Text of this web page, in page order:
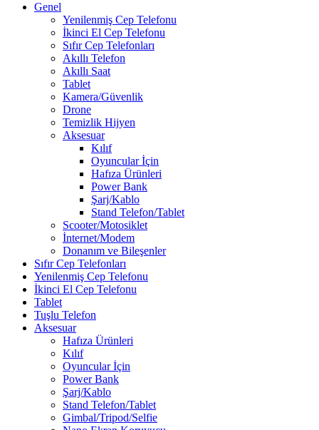
Genel
Yenilenmiş Cep Telefonu
İkinci El Cep Telefonu
Sıfır Cep Telefonları
Akıllı Telefon
Akıllı Saat
Tablet
Kamera/Güvenlik
Drone
Temizlik Hijyen
Aksesuar
Kılıf
Oyuncular İçin
Hafıza Ürünleri
Power Bank
Şarj/Kablo
Stand Telefon/Tablet
Scooter/Motosiklet
İnternet/Modem
Donanım ve Bileşenler
Sıfır Cep Telefonları
Yenilenmiş Cep Telefonu
İkinci El Cep Telefonu
Tablet
Tuşlu Telefon
Aksesuar
Hafıza Ürünleri
Kılıf
Oyuncular İçin
Power Bank
Şarj/Kablo
Stand Telefon/Tablet
Gimbal/Tripod/Selfie